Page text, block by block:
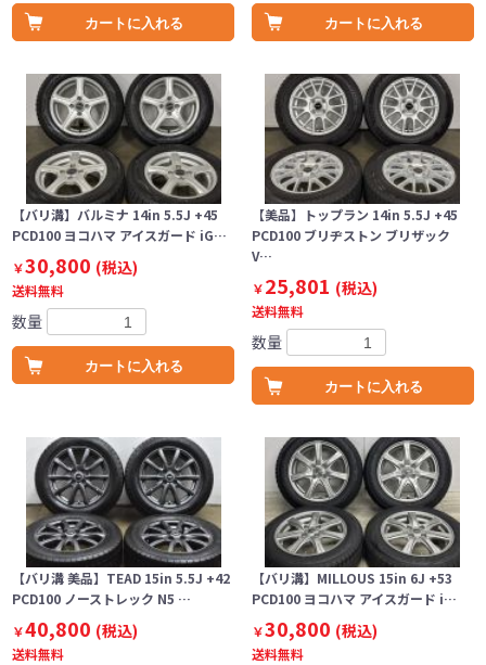
カートに入れる カートに入れる
【バリ溝】バルミナ 14in 5.5J +45
PCD100 ヨコハマ アイスガード iG…
￥30,800 (税込)
送料無料
数量
カートに入れる
【美品】トップラン 14in 5.5J +45
PCD100 ブリヂストン ブリザック
V…
￥25,801 (税込)
送料無料
数量
カートに入れる
【バリ溝 美品】TEAD 15in 5.5J +42
PCD100 ノーストレック N5 …
￥40,800 (税込)
送料無料
【バリ溝】MILLOUS 15in 6J +53
PCD100 ヨコハマ アイスガード i…
￥30,800 (税込)
送料無料